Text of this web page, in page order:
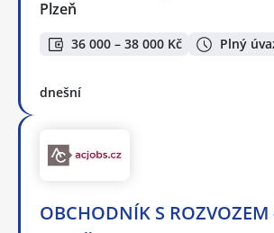
Plzeň
36 000 – 38 000 Kč Plný
dnešní
OBCHODNÍK S ROZVOZEM